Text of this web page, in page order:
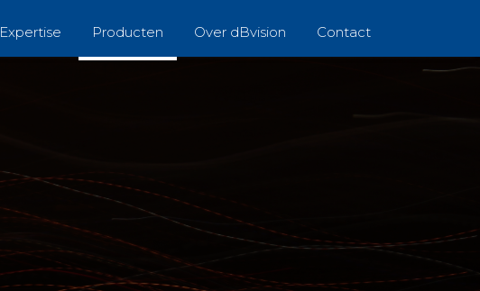
Expertise Producten Over dBvision Contact